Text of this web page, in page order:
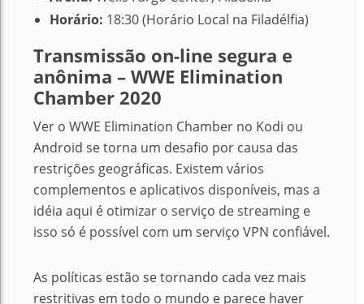
Horário: 18:30 (Horário Local na Filadélfia)
Transmissão on-line segura e
anônima – WWE Elimination
Chamber 2020
Ver o WWE Elimination Chamber no Kodi ou
Android se torna um desafio por causa das
restrições geográficas. Existem vários
complementos e aplicativos disponíveis, mas a
idéia aqui é otimizar o serviço de streaming e
isso só é possível com um serviço VPN confiável.
As políticas estão se tornando cada vez mais
restritivas em todo o mundo e parece haver